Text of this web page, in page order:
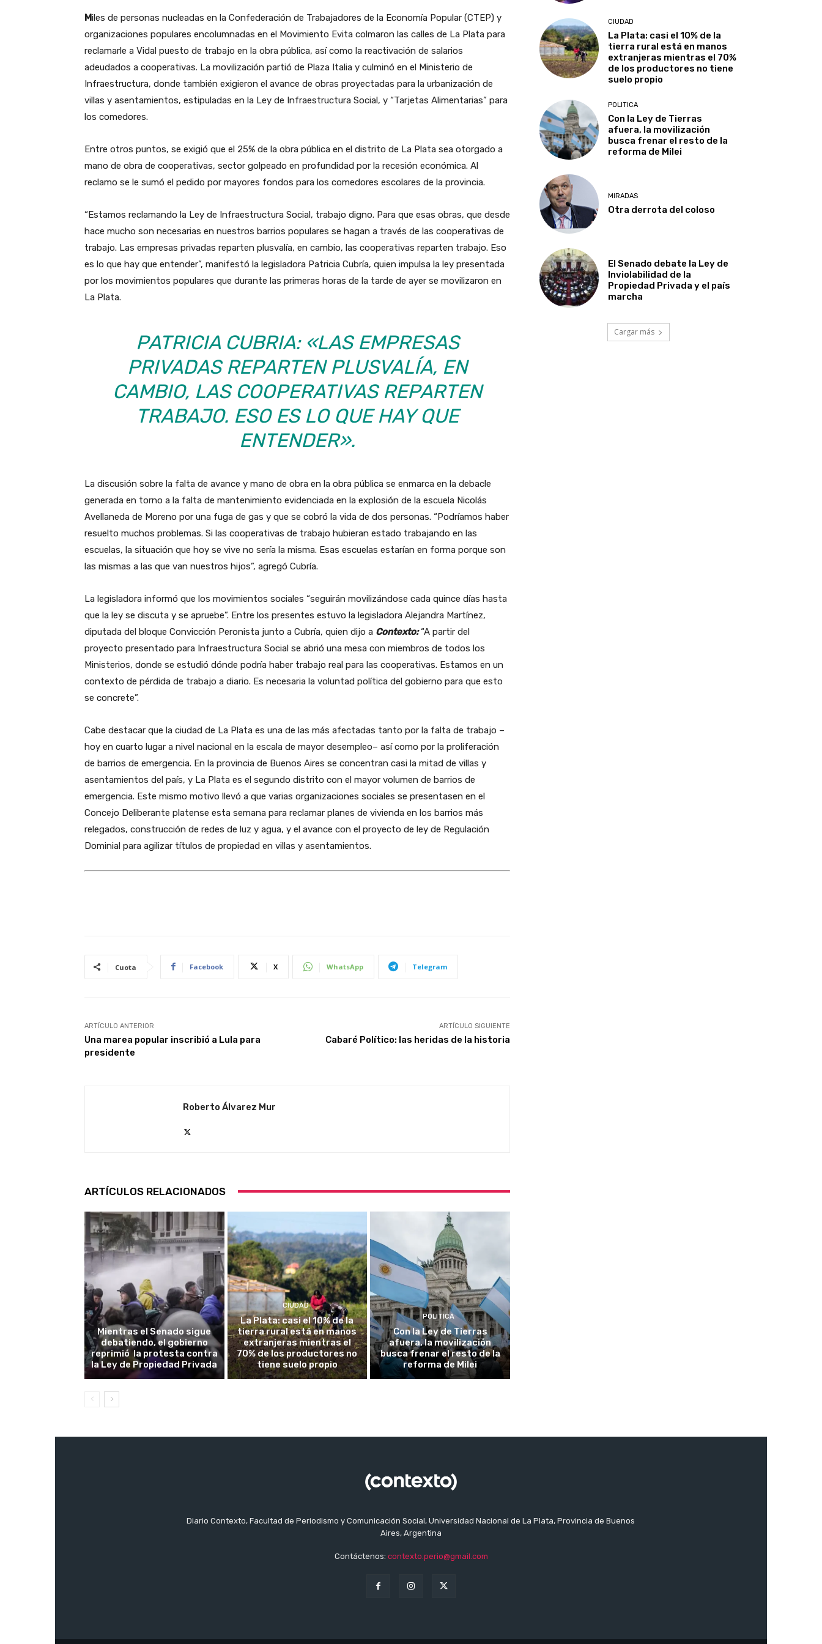
Miles de personas nucleadas en la Confederación de Trabajadores de la Economía Popular (CTEP) y
organizaciones populares encolumnadas en el Movimiento Evita colmaron las calles de La Plata para
reclamarle a Vidal puesto de trabajo en la obra pública, así como la reactivación de salarios
adeudados a cooperativas. La movilización partió de Plaza Italia y culminó en el Ministerio de
Infraestructura, donde también exigieron el avance de obras proyectadas para la urbanización de
villas y asentamientos, estipuladas en la Ley de Infraestructura Social, y “Tarjetas Alimentarias” para
los comedores.
Entre otros puntos, se exigió que el 25% de la obra pública en el distrito de La Plata sea otorgado a
mano de obra de cooperativas, sector golpeado en profundidad por la recesión económica. Al
reclamo se le sumó el pedido por mayores fondos para los comedores escolares de la provincia.
“Estamos reclamando la Ley de Infraestructura Social, trabajo digno. Para que esas obras, que desde
hace mucho son necesarias en nuestros barrios populares se hagan a través de las cooperativas de
trabajo. Las empresas privadas reparten plusvalía, en cambio, las cooperativas reparten trabajo. Eso
es lo que hay que entender”, manifestó la legisladora Patricia Cubría, quien impulsa la ley presentada
por los movimientos populares que durante las primeras horas de la tarde de ayer se movilizaron en
La Plata.
PATRICIA CUBRIA: «LAS EMPRESAS
PRIVADAS REPARTEN PLUSVALÍA, EN
CAMBIO, LAS COOPERATIVAS REPARTEN
TRABAJO. ESO ES LO QUE HAY QUE
ENTENDER».
La discusión sobre la falta de avance y mano de obra en la obra pública se enmarca en la debacle
generada en torno a la falta de mantenimiento evidenciada en la explosión de la escuela Nicolás
Avellaneda de Moreno por una fuga de gas y que se cobró la vida de dos personas. “Podríamos haber
resuelto muchos problemas. Si las cooperativas de trabajo hubieran estado trabajando en las
escuelas, la situación que hoy se vive no sería la misma. Esas escuelas estarían en forma porque son
las mismas a las que van nuestros hijos”, agregó Cubría.
La legisladora informó que los movimientos sociales “seguirán movilizándose cada quince días hasta
que la ley se discuta y se apruebe”. Entre los presentes estuvo la legisladora Alejandra Martínez,
diputada del bloque Convicción Peronista junto a Cubría, quien dijo a Contexto:“A partir del
proyecto presentado para Infraestructura Social se abrió una mesa con miembros de todos los
Ministerios, donde se estudió dónde podría haber trabajo real para las cooperativas. Estamos en un
contexto de pérdida de trabajo a diario. Es necesaria la voluntad política del gobierno para que esto
se concrete”.
Cabe destacar que la ciudad de La Plata es una de las más afectadas tanto por la falta de trabajo –
hoy en cuarto lugar a nivel nacional en la escala de mayor desempleo– así como por la proliferación
de barrios de emergencia. En la provincia de Buenos Aires se concentran casi la mitad de villas y
asentamientos del país, y La Plata es el segundo distrito con el mayor volumen de barrios de
emergencia. Este mismo motivo llevó a que varias organizaciones sociales se presentasen en el
Concejo Deliberante platense esta semana para reclamar planes de vivienda en los barrios más
relegados, construcción de redes de luz y agua, y el avance con el proyecto de ley de Regulación
Dominial para agilizar títulos de propiedad en villas y asentamientos.
Cuota Facebook X WhatsApp Telegram
ARTÍCULO ANTERIOR
Una marea popular inscribió a Lula para
presidente
ARTÍCULO SIGUIENTE
Cabaré Político: las heridas de la historia
Roberto Álvarez Mur
ARTÍCULOS RELACIONADOS
Mientras el Senado sigue
debatiendo, el gobierno
reprimió la protesta contra
la Ley de Propiedad Privada
CIUDAD
La Plata: casi el 10% de la
tierra rural está en manos
extranjeras mientras el
70% de los productores no
tiene suelo propio
POLITICA
Con la Ley de Tierras
afuera, la movilización
busca frenar el resto de la
reforma de Milei
CIUDAD
La Plata: casi el 10% de la
tierra rural está en manos
extranjeras mientras el 70%
de los productores no tiene
suelo propio
POLITICA
Con la Ley de Tierras
afuera, la movilización
busca frenar el resto de la
reforma de Milei
MIRADAS
Otra derrota del coloso
El Senado debate la Ley de
Inviolabilidad de la
Propiedad Privada y el país
marcha
Cargar más
Diario Contexto, Facultad de Periodismo y Comunicación Social, Universidad Nacional de La Plata, Provincia de Buenos
Aires, Argentina
Contáctenos: contexto.perio@gmail.com